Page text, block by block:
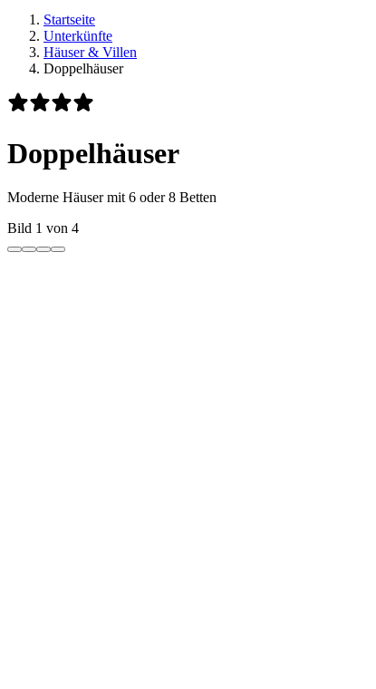
Startseite
Unterkünfte
Häuser & Villen
Doppelhäuser
Doppelhäuser
Moderne Häuser mit 6 oder 8 Betten
Bild 1 von 4